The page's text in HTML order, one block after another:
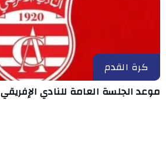
كرة القدم
موعد الجلسة العامة للنادي الإفريقي